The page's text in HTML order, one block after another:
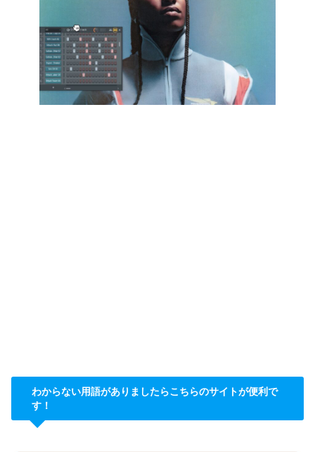
わからない用語がありましたらこちらのサイトが便利で
す！